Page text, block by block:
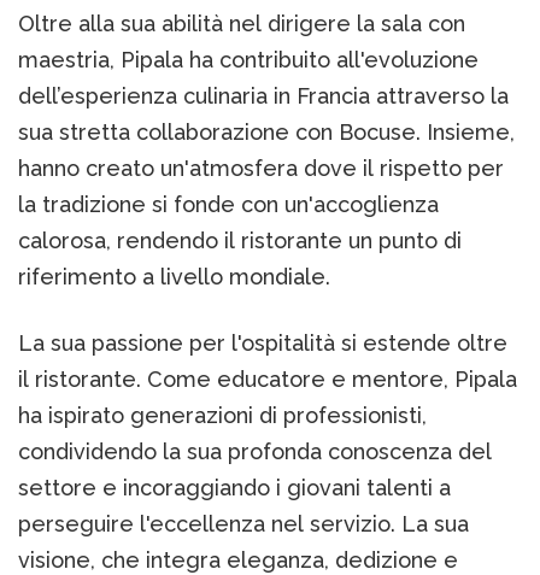
Oltre alla sua abilità nel dirigere la sala con
maestria, Pipala ha contribuito all'evoluzione
dell’esperienza culinaria in Francia attraverso la
sua stretta collaborazione con Bocuse. Insieme,
hanno creato un'atmosfera dove il rispetto per
la tradizione si fonde con un'accoglienza
calorosa, rendendo il ristorante un punto di
riferimento a livello mondiale.
La sua passione per l'ospitalità si estende oltre
il ristorante. Come educatore e mentore, Pipala
ha ispirato generazioni di professionisti,
condividendo la sua profonda conoscenza del
settore e incoraggiando i giovani talenti a
perseguire l'eccellenza nel servizio. La sua
visione, che integra eleganza, dedizione e